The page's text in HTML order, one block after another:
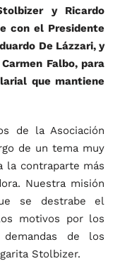
y Ricardo
con el Presidente
De Lázzari, y
Falbo, para
que mantiene
de la Asociación
de un tema muy
la contraparte más
Nuestra misión
se destrabe el
motivos por los
de los
Stolbizer.